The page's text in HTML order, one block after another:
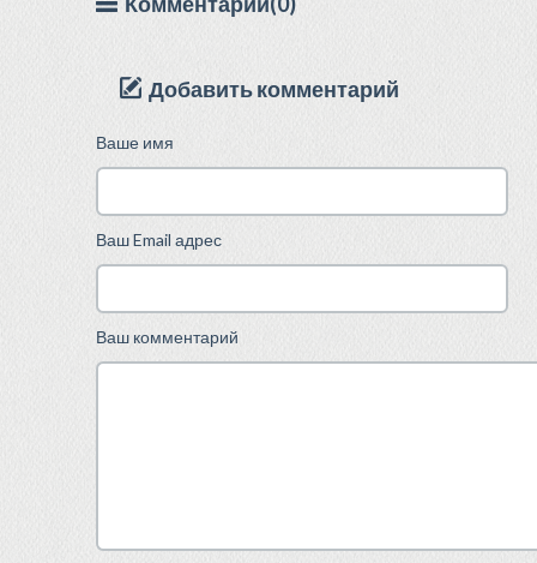
Добавить комментарий
Ваше имя
Ваш Email адрес
Ваш комментарий